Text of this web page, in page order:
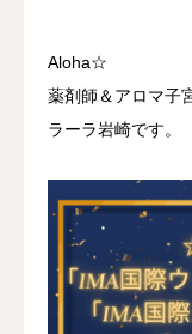
Aloha☆
薬剤師＆アロマ子
ラーラ岩崎です。